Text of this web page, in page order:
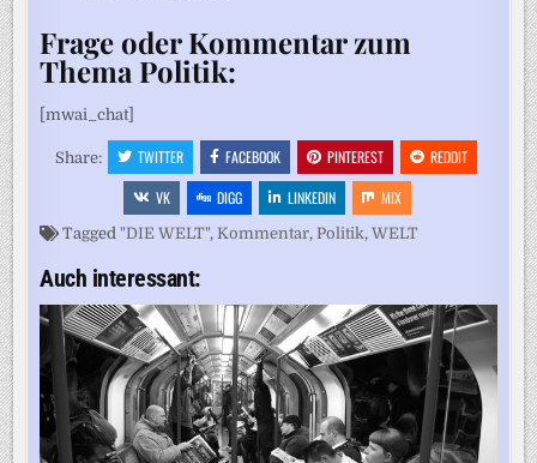
Frage oder Kommentar zum
Thema Politik:
[mwai_chat]
Share: TWITTER FACEBOOK PINTEREST
REDDIT
VK
DIGG LINKEDIN MIX
Tagged"DIE WELT",Kommentar,Politik,WELT
Auch interessant: